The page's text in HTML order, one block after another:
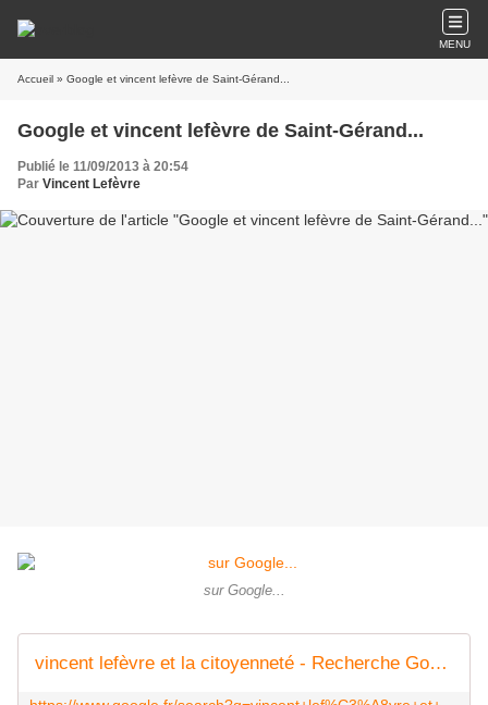
MENU
Accueil » Google et vincent lefèvre de Saint-Gérand...
Google et vincent lefèvre de Saint-Gérand...
Publié le 11/09/2013 à 20:54
Par Vincent Lefèvre
sur Google...
vincent lefèvre et la citoyenneté - Recherche Google